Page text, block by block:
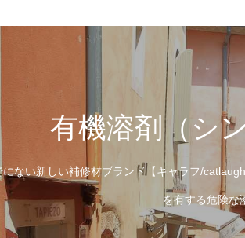
有機溶剤（シ
にない新しい補修材ブランド【キャラフ/
を有する危険な